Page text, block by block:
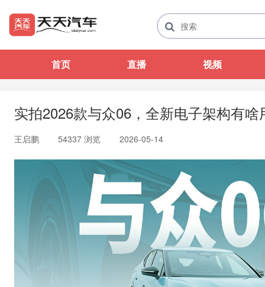
首页 直播 视频
实拍2026款与众06，全新电子架构有啥
王启鹏 54337 浏览 2026-05-14